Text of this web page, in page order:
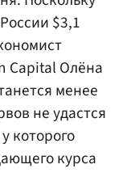
$3,1
Capital Олёна
менее
не удастся
которого
курса